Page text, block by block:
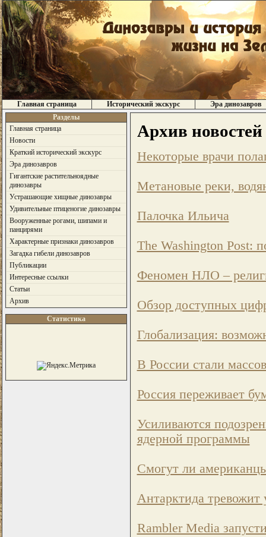
Главная страница Исторический экскурс
Эра динозавров
Разделы
Главная страница
Новости
Краткий исторический экскурс
Эра динозавров
Гигантские растительноядные
динозавры
Устрашающие хищные динозавры
Удивительные птиценогие динозавры
Вооруженные рогами, шипами и
панцирями
Характерные признаки динозавров
Загадка гибели динозавров
Публикации
Интересные ссылки
Статьи
Архив
Статистика
Архив новостей
Некоторые врачи
Метановые реки,
Палочка Ильича
The Washington Post:
Феномен НЛО –
Обзор доступных
Глобализация:
В России стали
Россия переживает
Усиливаются
ядерной программы
Смогут ли
Антарктида
Rambler Media